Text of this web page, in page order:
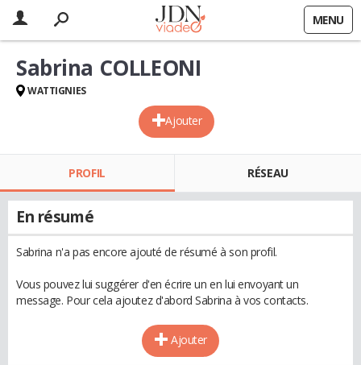
MENU
Ajouter
Sabrina COLLEONI
WATTIGNIES
PROFIL RÉSEAU
En résumé
Sabrina n'a pas encore ajouté de résumé à son profil.
Vous pouvez lui suggérer d'en écrire un en lui envoyant un
message. Pour cela ajoutez d'abord Sabrina à vos contacts.
Ajouter